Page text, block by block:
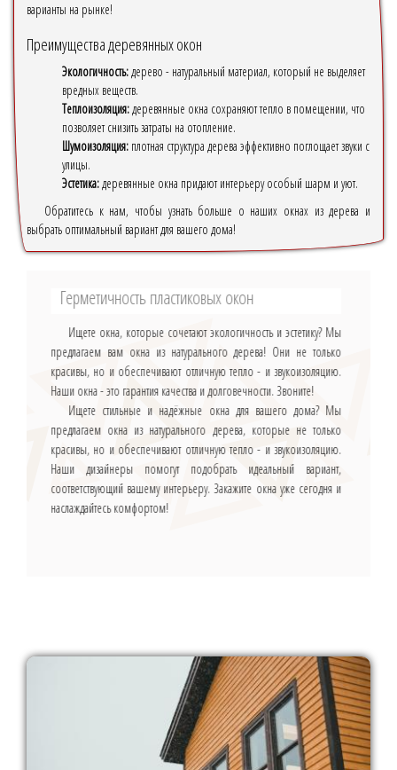
варианты на рынке!
Преимущества деревянных окон
Экологичность:дерево - натуральный материал, который не выделяет
вредных веществ.
Теплоизоляция:деревянные окна сохраняют тепло в помещении, что
позволяет снизить затраты на отопление.
Шумоизоляция: плотная структура дерева эффективно поглощает звуки с
улицы.
Эстетика:деревянные окна придают интерьеру особый шарм и уют.
Обратитесь к нам, чтобы узнать больше о наших окнах из дерева и
выбрать оптимальный вариант для вашего дома!
Герметичность пластиковых окон
Ищете окна, которые сочетают экологичность и эстетику? Мы
предлагаем вам окна из натурального дерева! Они не только
красивы, но и обеспечивают отличную тепло - и звукоизоляцию.
Наши окна - это гарантия качества и долговечности. Звоните!
Ищете стильные и надёжные окна для вашего дома? Мы
предлагаем окна из натурального дерева, которые не только
красивы, но и обеспечивают отличную тепло - и звукоизоляцию.
Наши дизайнеры помогут подобрать идеальный вариант,
соответствующий вашему интерьеру. Закажите окна уже сегодня и
наслаждайтесь комфортом!